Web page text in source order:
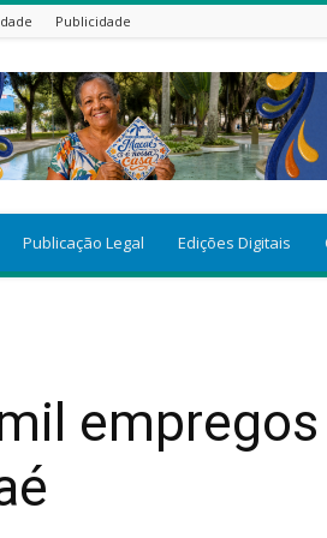
Publicidade
Publicação Legal Edições Digitais
empregos